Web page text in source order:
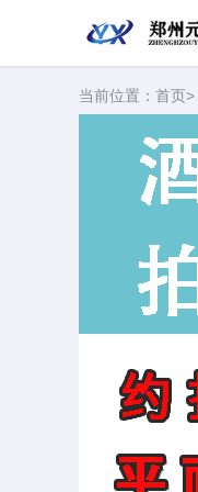
当前位置： 首页>